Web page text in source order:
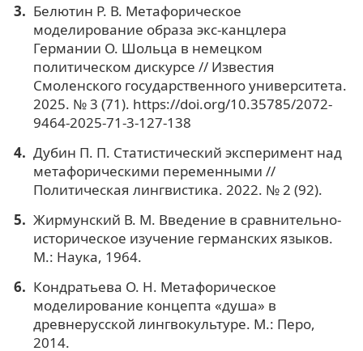
Белютин Р. В. Метафорическое
моделирование образа экс-канцлера
Германии О. Шольца в немецком
политическом дискурсе // Известия
Смоленского государственного университета.
2025. № 3 (71). https://doi.org/10.35785/2072-
9464-2025-71-3-127-138
Дубин П. П. Статистический эксперимент над
метафорическими переменными //
Политическая лингвистика. 2022. № 2 (92).
Жирмунский В. М. Введение в сравнительно-
историческое изучение германских языков.
М.: Наука, 1964.
Кондратьева О. Н. Метафорическое
моделирование концепта «душа» в
древнерусской лингвокультуре. М.: Перо,
2014.